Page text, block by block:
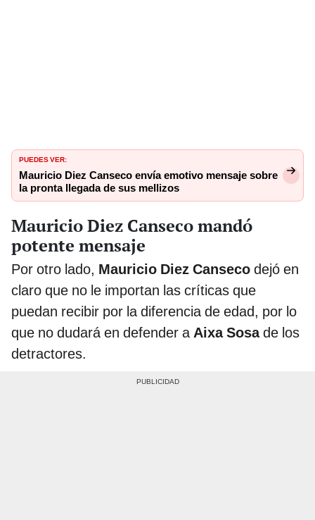
PUEDES VER:
Mauricio Diez Canseco envía emotivo mensaje sobre
la pronta llegada de sus mellizos
Mauricio Diez Canseco mandó
potente mensaje
Por otro lado, Mauricio Diez Canseco dejó en
claro que no le importan las críticas que
puedan recibir por la diferencia de edad, por lo
que no dudará en defender aAixa Sosade los
detractores.